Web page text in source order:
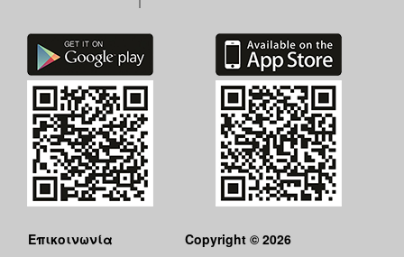
Επικοινωνία Copyright © 2026